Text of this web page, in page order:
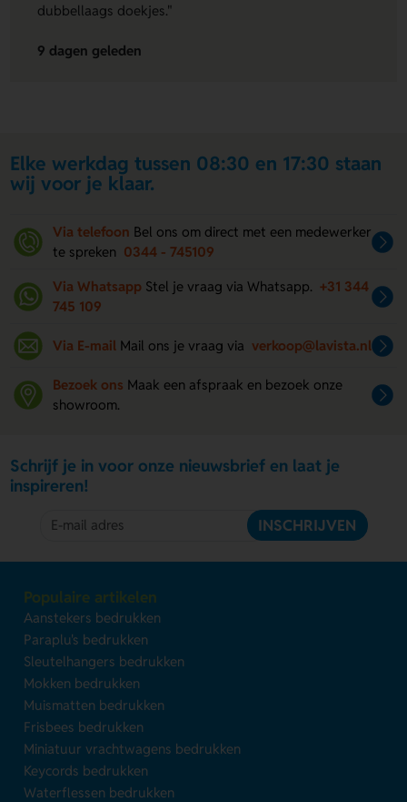
dubbellaags doekjes."
9 dagen geleden
Elke werkdag tussen 08:30 en 17:30 staan
wij voor je klaar.
Via telefoon Bel ons om direct met een medewerker
te spreken 0344 - 745109
Via Whatsapp Stel je vraag via Whatsapp. +31 344
745 109
Via E-mail Mail ons je vraag via verkoop@lavista.nl
Bezoek ons Maak een afspraak en bezoek onze
showroom.
Schrijf je in voor onze nieuwsbrief en laat je
inspireren!
INSCHRIJVEN
Populaire artikelen
Aanstekers bedrukken
Paraplu's bedrukken
Sleutelhangers bedrukken
Mokken bedrukken
Muismatten bedrukken
Frisbees bedrukken
Miniatuur vrachtwagens bedrukken
Keycords bedrukken
Waterflessen bedrukken